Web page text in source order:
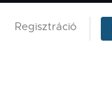
Regisztráció